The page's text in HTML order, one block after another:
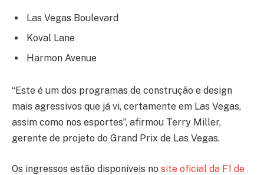
Las Vegas Boulevard
Koval Lane
Harmon Avenue
“Este é um dos programas de construção e design
mais agressivos que já vi, certamente em Las Vegas,
assim como nos esportes”, afirmou Terry Miller,
gerente de projeto do Grand Prix de Las Vegas.
Os ingressos estão disponíveis no site oficial da F1 de